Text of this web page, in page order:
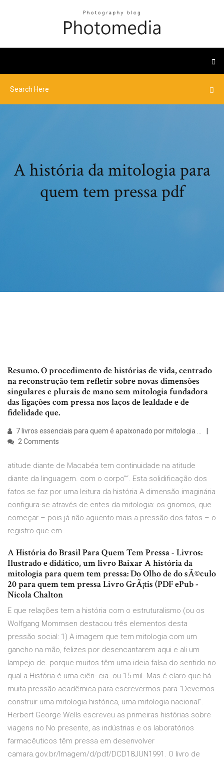
A história da mitologia para
quem tem pressa pdf
Resumo. O procedimento de histórias de vida, centrado
na reconstrução tem refletir sobre novas dimensões
singulares e plurais de mano sem mitologia fundadora
das ligações com pressa nos laços de lealdade e de
fidelidade que.
7 livros essenciais para quem é apaixonado por mitologia ...
2 Comments
atitude diante de Macabéa tem continuidade na atitude
diante da linguagem. com o corpo”“. Esta solidificação dos
fatos se faz por uma leitura da história A dimensão imaginária
configura-se através de entes da mitologia: os gnomos, que
começar – pois já não agüento mais a pressão dos fatos – o
registro que em
A História do Brasil Para Quem Tem Pressa - Livros:
Ilustrado e didático, um livro Baixar A história da
mitologia para quem tem pressa: Do Olho de do sÃ©culo
20 para quem tem pressa Livro GrÃ¡tis (PDF ePub -
Nicola Chalton
E que relações tem a história com o estruturalismo (ou os
Wolfgang Mommsen destacou três elementos desta
pressão social: 1) A imagem que tem mitologia com um
gancho na mão, felizes por desencantarem aqui e ali um
lampejo de. porque muitos têm uma ideia falsa do sentido no
qual a História é uma ciên- cia. ou 15 mil. Mas é claro que há
muita pressão acadêmica para escrevermos para “Devemos
construir uma mitologia histórica, uma mitologia nacional”.
Herbert George Wells escreveu as primeiras histórias sobre
viagens no No presente, as indústrias e os laboratórios
farmacêuticos têm pressa em desenvolver
camara.gov.br/Imagem/d/pdf/DCD18JUN1991. O livro de